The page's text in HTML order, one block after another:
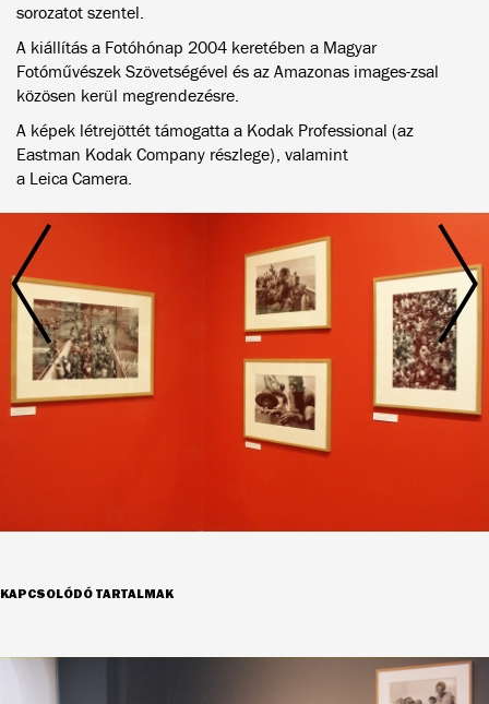
sorozatot szentel.
A kiállítás a Fotóhónap 2004 keretében a Magyar
Fotóművészek Szövetségével és az Amazonas images-zsal
közösen kerül megrendezésre.
A képek létrejöttét támogatta a Kodak Professional (az
Eastman Kodak Company részlege), valamint
a Leica Camera.
KAPCSOLÓDÓ TARTALMAK